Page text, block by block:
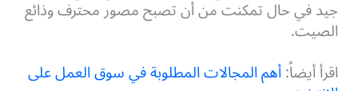
جيد في حال تمكنت من أن تصبح مصور محترف وذائع
الصيت.
اقرأ أيضاً:أهم المجالات المطلوبة في سوق العمل على